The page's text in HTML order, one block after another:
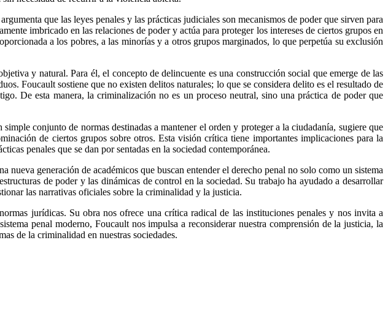
que las leyes penales y las prácticas judiciales son mecanismos de poder que sirven para
imbricado en las relaciones de poder y actúa para proteger los intereses de ciertos grupos en
a los pobres, a las minorías y a otros grupos marginados, lo que perpetúa su exclusión
y natural. Para él, el concepto de delincuente es una construcción social que emerge de las
Foucault sostiene que no existen delitos naturales; lo que se considera delito es el resultado de
De esta manera, la criminalización no es un proceso neutral, sino una práctica de poder que
conjunto de normas destinadas a mantener el orden y proteger a la ciudadanía, sugiere que
de ciertos grupos sobre otros. Esta visión crítica tiene importantes implicaciones para la
penales que se dan por sentadas en la sociedad contemporánea.
generación de académicos que buscan entender el derecho penal no solo como un sistema
de poder y las dinámicas de control en la sociedad. Su trabajo ha ayudado a desarrollar
las narrativas oficiales sobre la criminalidad y la justicia.
jurídicas. Su obra nos ofrece una crítica radical de las instituciones penales y nos invita a
penal moderno, Foucault nos impulsa a reconsiderar nuestra comprensión de la justicia, la
de la criminalidad en nuestras sociedades.